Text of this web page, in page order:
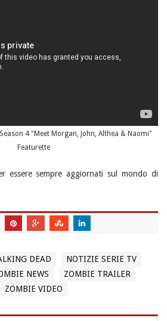
Season 4 "Meet Morgan, John, Althea & Naomi"
Featurette
essere sempre aggiornati sul mondo di
DEAD
NOTIZIE SERIE TV
NEWS
ZOMBIE TRAILER
ZOMBIE VIDEO